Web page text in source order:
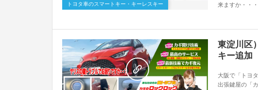
トヨタ車のスマートキー・キーレスキー
来ますか・・
東淀川区
キー追加
大阪で「トヨ
出張鍵屋の「